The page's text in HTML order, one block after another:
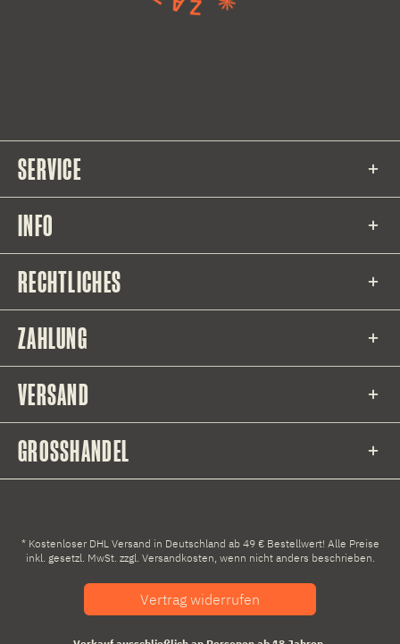
SERVICE
INFO
RECHTLICHES
ZAHLUNG
VERSAND
GROSSHANDEL
* Kostenloser DHL Versand in Deutschland ab 49 € Bestellwert! Alle Preise
inkl. gesetzl. MwSt. zzgl. Versandkosten , wenn nicht anders beschrieben.
Vertrag widerrufen